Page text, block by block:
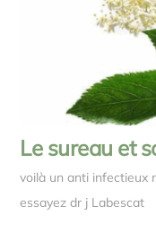
Le sureau et
voilà un anti infectieux
essayez dr j Labescat